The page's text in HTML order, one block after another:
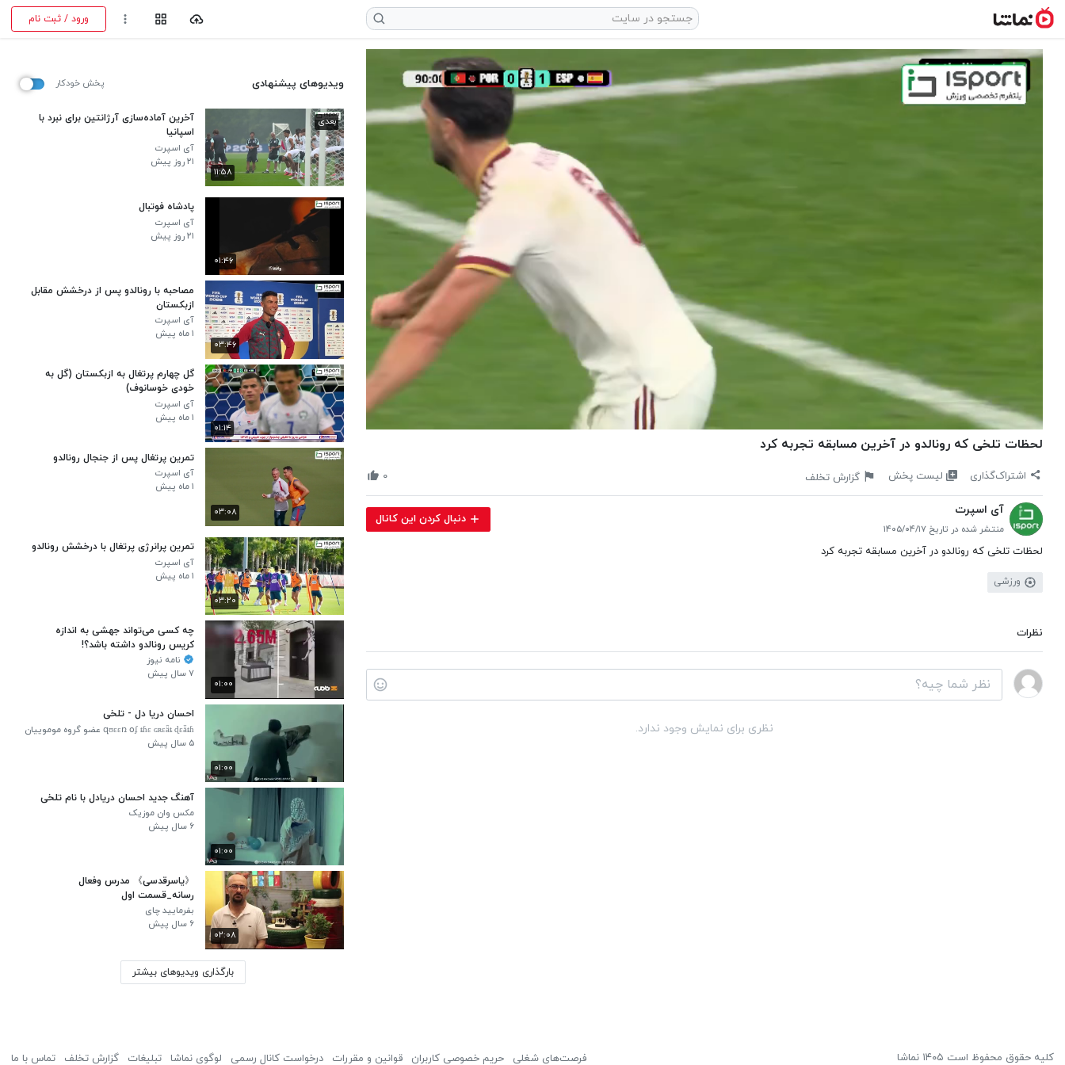
ورود / ثبت نام
لحظات تلخی که رونالدو در آخرین مسابقه تجربه کرد
اشتراک‌گذاری لیست پخش گزارش تخلف ۰
آی اسپرت
منتشر شده در تاریخ ۱۴۰۵/۰۴/۱۷
دنبال کردن این کانال
لحظات تلخی که رونالدو در آخرین مسابقه تجربه کرد
ورزشی
نظرات
نظری برای نمایش وجود ندارد.
ویدیوهای پیشنهادی پخش خودکار
۱۱:۵۸
بعدی
آخرین آماده‌سازی آرژانتین برای نبرد با
اسپانیا
آی اسپرت
۲۱ روز پیش
۰۱:۴۶
پادشاه فوتبال
آی اسپرت
۲۱ روز پیش
۰۳:۴۶
مصاحبه با رونالدو پس از درخشش مقابل
ازبکستان
آی اسپرت
۱ ماه پیش
۰۱:۱۴
گل چهارم پرتغال به ازبکستان (گل به
خودی خوسانوف)
آی اسپرت
۱ ماه پیش
۰۳:۰۸
تمرین پرتغال پس از جنجال رونالدو
آی اسپرت
۱ ماه پیش
۰۳:۲۰
تمرین پرانرژی پرتغال با درخشش رونالدو
آی اسپرت
۱ ماه پیش
۰۱:۰۰
چه کسی می‌تواند جهشی به اندازه
کریس رونالدو داشته باشد؟!
نامه نیوز
۷ سال پیش
۰۱:۰۰
احسان دریا دل - تلخی
զʊɛɛռ օʄ ȶɦɛ ɢʀɛǟȶ ɖɛǟȶɦ عضو گروه موموییان
۵ سال پیش
۰۱:۰۰
آهنگ جدید احسان دریادل با نام تلخی
مکس وان موزیک
۶ سال پیش
۰۲:۰۸
《یاسرقدسی》 مدرس وفعال
رسانه_قسمت اول
بفرمایید چای
۶ سال پیش
بارگذاری ویدیوهای بیشتر
کلیه حقوق محفوظ است ۱۴۰۵ نماشا فرصت‌های شغلی حریم خصوصی کاربران قوانین و مقررات درخواست کانال رسمی لوگوی نماشا تبلیغات گزارش تخلف تماس با ما